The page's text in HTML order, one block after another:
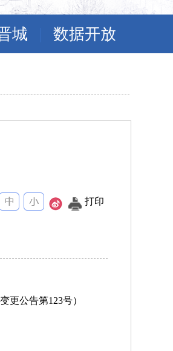
城 数据开放
打印
更公告第123号）